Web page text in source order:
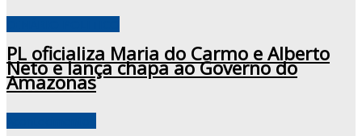
PL oficializa Maria do Carmo e Alberto
Neto e lança chapa ao Governo do
Amazonas